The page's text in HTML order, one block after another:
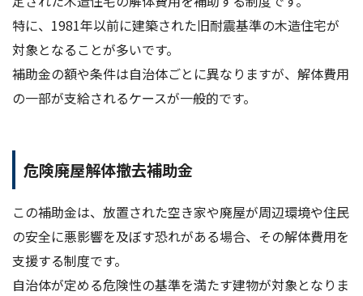
特に、1981年以前に建築された旧耐震基準の木造住宅が
対象となることが多いです。
補助金の額や条件は自治体ごとに異なりますが、解体費用
の一部が支給されるケースが一般的です。
危険廃屋解体撤去補助金
この補助金は、放置された空き家や廃屋が周辺環境や住民
の安全に悪影響を及ぼす恐れがある場合、その解体費用を
支援する制度です。
自治体が定める危険性の基準を満たす建物が対象となりま